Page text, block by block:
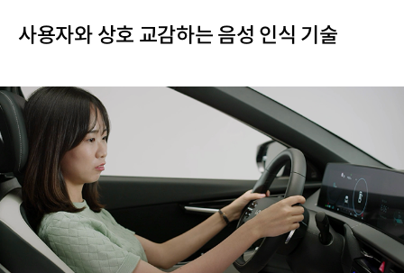
사용자와 상호 교감하는 음성 인식 기술